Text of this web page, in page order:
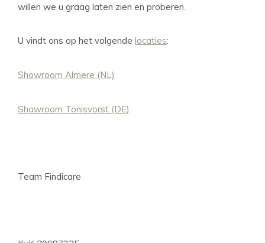
willen we u graag laten zien en proberen.
U vindt ons op het volgende locaties:
Showroom Almere (NL)
Showroom Tönisvorst (DE)
Team Findicare